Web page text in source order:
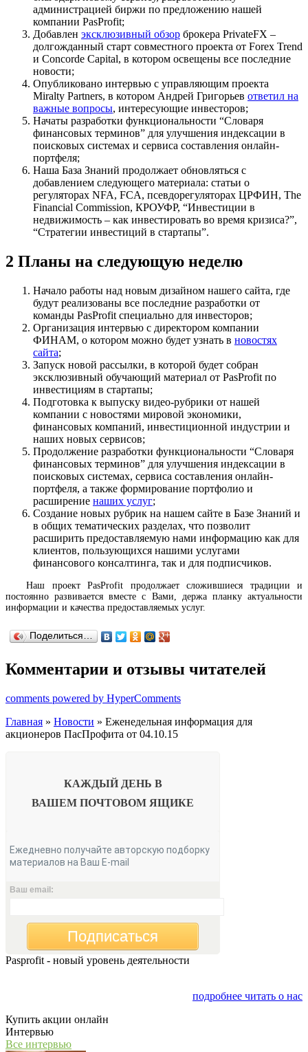
администрацией биржи по предложению нашей
компании PasProfit;
Добавлен эксклюзивный обзор брокера PrivateFX –
долгожданный старт совместного проекта от Forex Trend
и Concorde Capital, в котором освещены все последние
новости;
Опубликовано интервью с управляющим проекта
Miralty Partners, в котором Андрей Григорьев ответил на
важные вопросы, интересующие инвесторов;
Начаты разработки функциональности “Словаря
финансовых терминов” для улучшения индексации в
поисковых системах и сервиса составления онлайн-
портфеля;
Наша База Знаний продолжает обновляться с
добавлением следующего материала: статьи о
регуляторах NFA, FCA, псевдорегуляторах ЦРФИН, The
Financial Commission, КРОУФР, “Инвестиции в
недвижимость – как инвестировать во время кризиса?”,
“Стратегии инвестиций в стартапы”.
2 Планы на следующую неделю
Начало работы над новым дизайном нашего сайта, где
будут реализованы все последние разработки от
команды PasProfit специально для инвесторов;
Организация интервью с директором компании
ФИНАМ, о котором можно будет узнать в новостях
сайта;
Запуск новой рассылки, в которой будет собран
эксклюзивный обучающий материал от PasProfit по
инвестициям в стартапы;
Подготовка к выпуску видео-рубрики от нашей
компании c новостями мировой экономики,
финансовых компаний, инвестиционной индустрии и
наших новых сервисов;
Продолжение разработки функциональности “Словаря
финансовых терминов” для улучшения индексации в
поисковых системах, сервиса составления онлайн-
портфеля, а также формирование портфолио и
расширение наших услуг;
Создание новых рубрик на нашем сайте в Базе Знаний и
в общих тематических разделах, что позволит
расширить предоставляемую нами информацию как для
клиентов, пользующихся нашими услугами
финансового консалтинга, так и для подписчиков.
Наш проект PasProfit продолжает сложившиеся традиции и
постоянно развивается вместе с Вами, держа планку актуальности
информации и качества предоставляемых услуг.
Поделиться…
Комментарии и отзывы читателей
comments powered by HyperComments
Главная » Новости » Еженедельная информация для
акционеров ПасПрофита от 04.10.15
КАЖДЫЙ ДЕНЬ В
ВАШЕМ ПОЧТОВОМ ЯЩИКЕ
Ежедневно получайте авторскую подборку
материалов на Ваш E-mail
Ваш email:
Подписаться
Pasprofit - новый уровень деятельности
подробнее читать о нас
Купить акции онлайн
Интервью
Все интервью